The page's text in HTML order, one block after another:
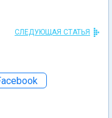
СЛЕДУЮЩАЯ СТАТЬЯ